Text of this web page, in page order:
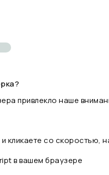
привлекло наше
кликаете со
в вашем браузере